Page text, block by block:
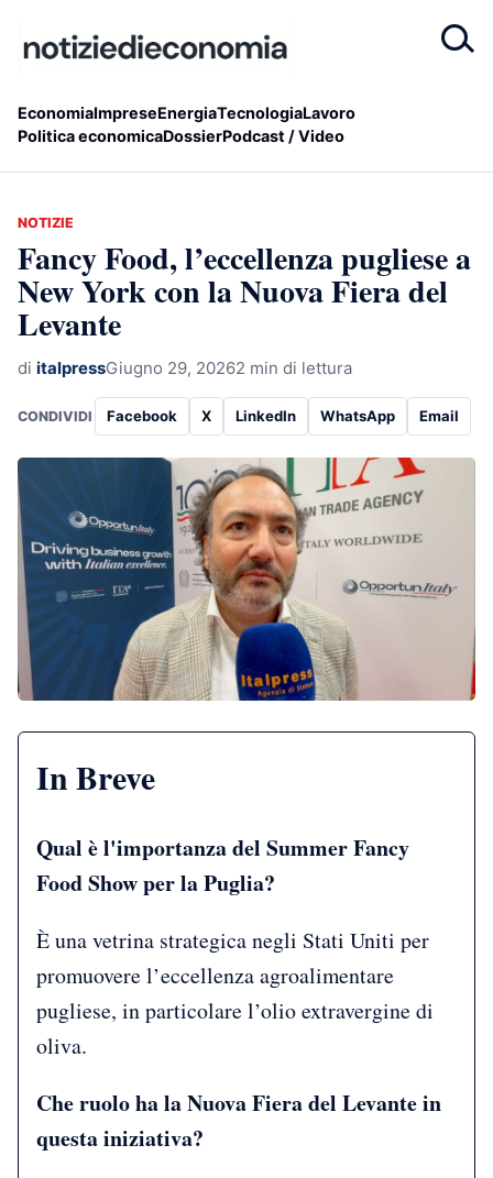
EconomiaImpreseEnergiaTecnologiaLavoro
Politica economicaDossierPodcast / Video
NOTIZIE
Fancy Food, l’eccellenza pugliese a
New York con la Nuova Fiera del
Levante
di italpressGiugno 29, 20262 min di lettura
CONDIVIDI Facebook X LinkedIn WhatsApp Email
In Breve
Qual è l'importanza del Summer Fancy
Food Show per la Puglia?
È una vetrina strategica negli Stati Uniti per
promuovere l’eccellenza agroalimentare
pugliese, in particolare l’olio extravergine di
oliva.
Che ruolo ha la Nuova Fiera del Levante in
questa iniziativa?